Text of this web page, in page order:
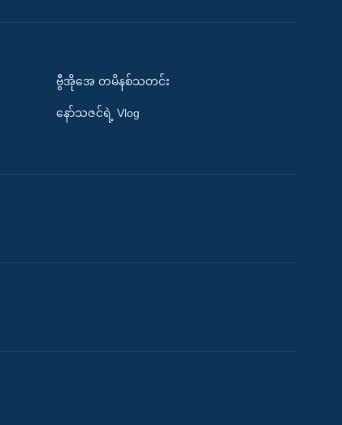
ဗွီအိုအေ တမိနစ်သတင်း
နော်သဇင်ရဲ့ Vlog